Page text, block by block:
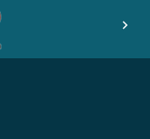
chevron_right